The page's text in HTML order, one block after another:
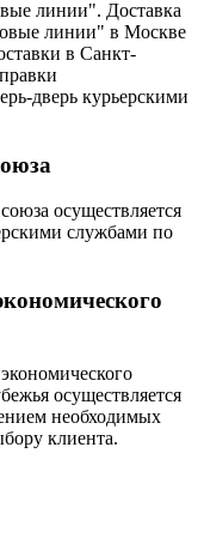
линии". Доставка
линии" в Москве
в Санкт-
дверь курьерскими
осуществляется
службами по
осуществляется
необходимых
клиента.